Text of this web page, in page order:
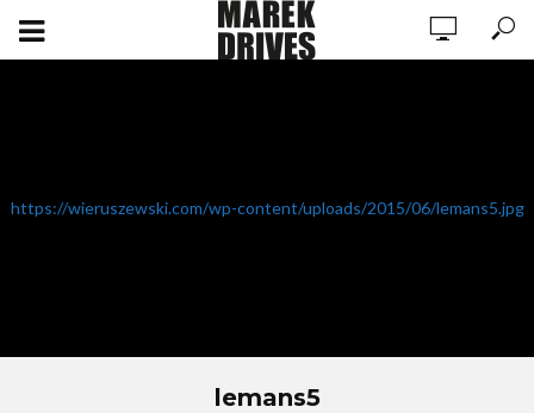
https://wieruszewski.com/wp-content/uploads/2015/06/lemans5.jpg
lemans5